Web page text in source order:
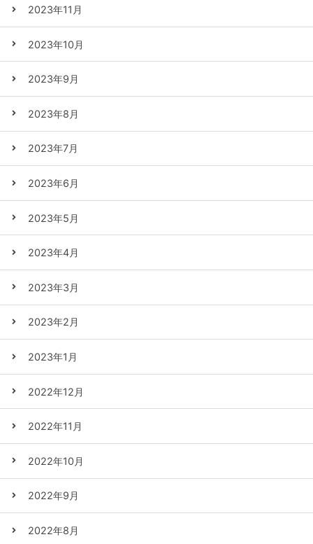
2023年11月
2023年10月
2023年9月
2023年8月
2023年7月
2023年6月
2023年5月
2023年4月
2023年3月
2023年2月
2023年1月
2022年12月
2022年11月
2022年10月
2022年9月
2022年8月